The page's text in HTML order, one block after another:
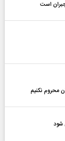
است
محروم نکنیم
شود